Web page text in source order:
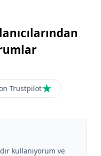
Trustpilot
kullanıyorum ve